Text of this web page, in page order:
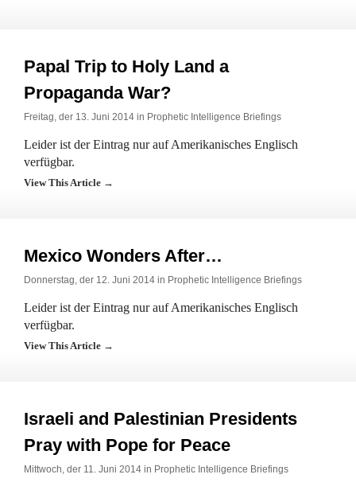
Papal Trip to Holy Land a
Propaganda War?
Freitag, der 13. Juni 2014 in Prophetic Intelligence Briefings
Leider ist der Eintrag nur auf Amerikanisches Englisch
verfügbar.
View This Article →
Mexico Wonders After…
Donnerstag, der 12. Juni 2014 in Prophetic Intelligence Briefings
Leider ist der Eintrag nur auf Amerikanisches Englisch
verfügbar.
View This Article →
Israeli and Palestinian Presidents
Pray with Pope for Peace
Mittwoch, der 11. Juni 2014 in Prophetic Intelligence Briefings